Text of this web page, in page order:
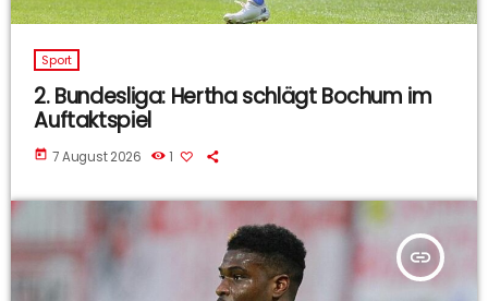
Sport
2. Bundesliga: Hertha schlägt Bochum im
Auftaktspiel
today 7 August 2026 1
insert_link